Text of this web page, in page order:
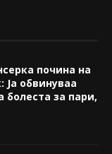
почина на
Ја обвинуваа
болеста за пари,